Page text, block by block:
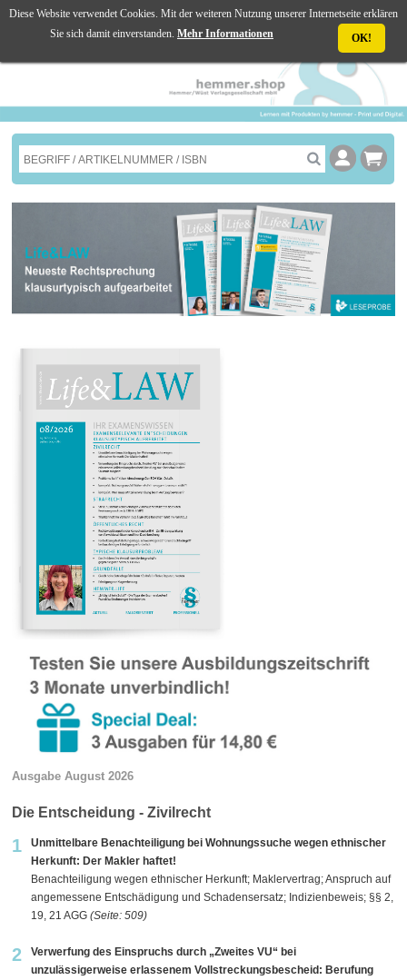
☰ MENU
Ausgabe August 2026
Die Entscheidung - Zivilrecht
1
Unmittelbare Benachteiligung bei Wohnungssuche wegen ethnischer
Herkunft: Der Makler haftet!
Benachteiligung wegen ethnischer Herkunft; Maklervertrag; Anspruch auf
angemessene Entschädigung und Schadensersatz; Indizienbeweis; §§ 2,
19, 21 AGG(Seite: 509)
2
Verwerfung des Einspruchs durch „Zweites VU“ bei
unzulässigerweise erlassenem Vollstreckungsbescheid: Berufung
Diese Website verwendet Cookies. Mit der weiteren Nutzung unserer Internetseite erklären
Sie sich damit einverstanden. Mehr Informationen OK!